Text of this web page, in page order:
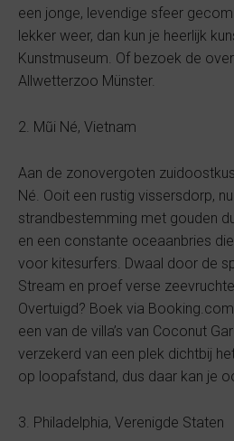
een jonge, levendige sfeer
lekker weer, dan kun je heerlijk
Kunstmuseum. Of bezoek de
Allwetterzoo Münster.
2. Mũi Né, Vietnam
Aan de zonovergoten
Né. Ooit een rustig vissersdorp,
strandbestemming met gouden
en een constante oceaanbries
voor kitesurfers. Dwaal door de
Stream en proef verse
Overtuigd? Boek via
een van de villa’s van Coconut
verzekerd van een plek dichtbij
op loopafstand, dus daar kan je
3. Philadelphia, Verenigde Staten